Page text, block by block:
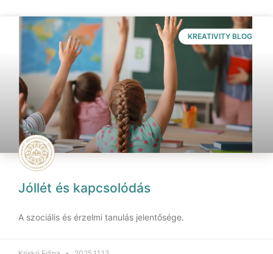
KREATIVITY BLOG
Jóllét és kapcsolódás
A szociális és érzelmi tanulás jelentősége.